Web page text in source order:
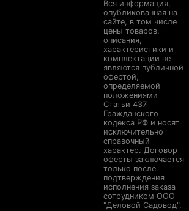
Вся информация,
опубликованная на
сайте, в том числе
цены товаров,
описания,
характеристики и
комплектации не
являются публичной
офертой,
определяемой
положениями
Статьи 437
Гражданского
кодекса РФ и носят
исключительно
справочный
характер. Договор
оферты заключается
только после
подтверждения
исполнения заказа
сотрудником ООО
"Деловой Садовод".